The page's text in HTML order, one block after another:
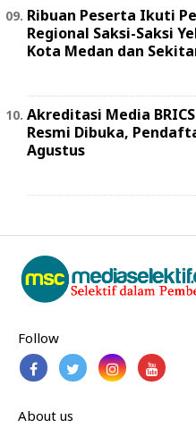
Ribuan Peserta Ikuti
Regional Saksi-Saksi
Kota Medan dan
Akreditasi Media
Resmi Dibuka,
Agustus
Follow
About us